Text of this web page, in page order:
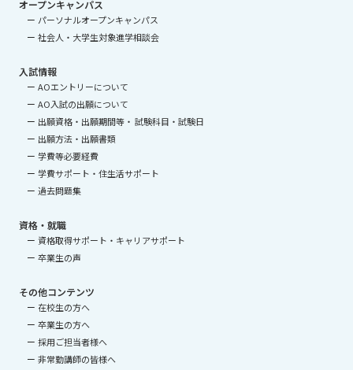
オープンキャンパス
パーソナルオープンキャンパス
社会人・大学生対象進学相談会
入試情報
AOエントリーについて
AO入試の出願について
出願資格・出願期間等・ 試験科目・試験日
出願方法・出願書類
学費等必要経費
学費サポート・住生活サポート
過去問題集
資格・就職
資格取得サポート・キャリアサポート
卒業生の声
その他コンテンツ
在校生の方へ
卒業生の方へ
採用ご担当者様へ
非常勤講師の皆様へ